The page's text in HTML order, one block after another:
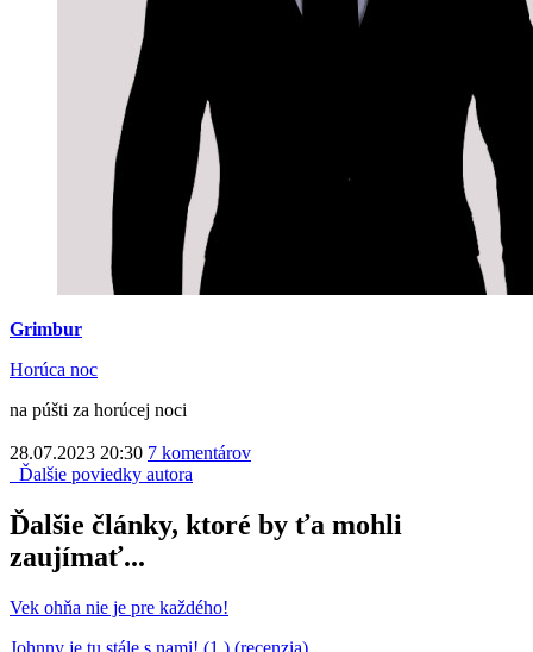
Grimbur
Horúca noc
na púšti za horúcej noci
28.07.2023 20:30 7 komentárov
Ďalšie poviedky autora
Ďalšie články, ktoré by ťa mohli
zaujímať...
Vek ohňa nie je pre každého!
Johnny je tu stále s nami! (1.) (recenzia)